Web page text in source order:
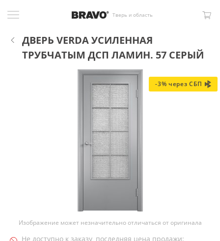
Тверь и область
ДВЕРЬ VERDA УСИЛЕННАЯ
ТРУБЧАТЫМ ДСП ЛАМИН. 57 СЕРЫЙ
-3% через СБП
Изображение может незначительно отличаться от оригинала
Не доступно к заказу, последняя цена продажи: